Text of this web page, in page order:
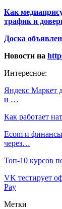
Как
трафик и
Доска
Новости на
Интересное:
Яндекс Маркет
и …
Как работает
Ecom и
через…
Топ-10 курсов
VK тестирует
Pay
Метки